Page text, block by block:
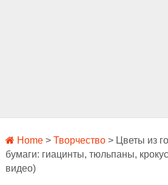
Home> Творчество> Цветы из
бумаги: гиацинты, тюльпаны,
видео)